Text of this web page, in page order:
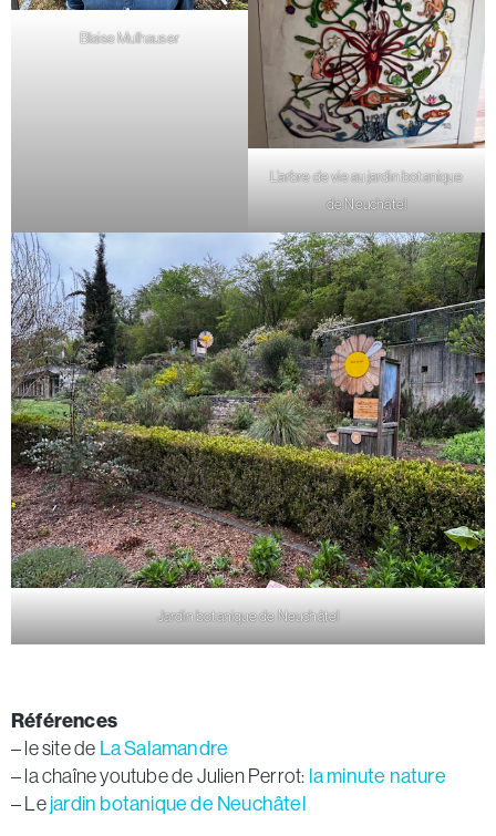
Blaise Mulhauser
L’arbre de vie au jardin botanique
de Neuchâtel
Jardin botanique de Neuchâtel
Références
– le site de La Salamandre
– la chaîne youtube de Julien Perrot: la minute nature
– Lejardin botanique de Neuchâtel